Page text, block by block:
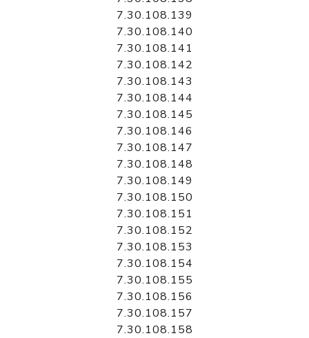
7.30.108.139
7.30.108.140
7.30.108.141
7.30.108.142
7.30.108.143
7.30.108.144
7.30.108.145
7.30.108.146
7.30.108.147
7.30.108.148
7.30.108.149
7.30.108.150
7.30.108.151
7.30.108.152
7.30.108.153
7.30.108.154
7.30.108.155
7.30.108.156
7.30.108.157
7.30.108.158